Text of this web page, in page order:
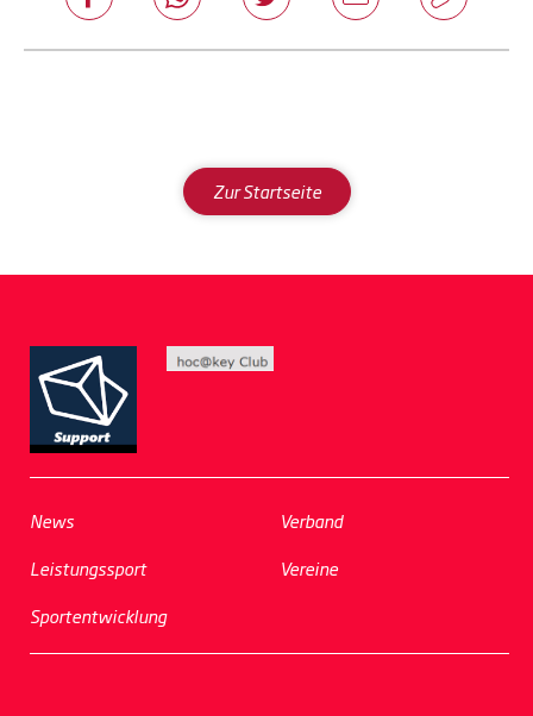
Zur Startseite
News
Leistungssport
Sportentwicklung
Verband
Vereine